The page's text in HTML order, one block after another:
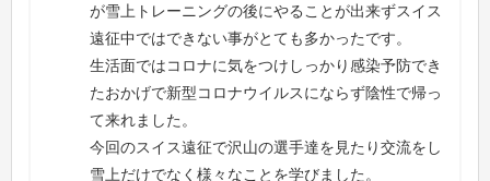
が雪上トレーニングの後にやることが出来ずスイス
遠征中ではできない事がとても多かったです。
生活面ではコロナに気をつけしっかり感染予防でき
たおかげで新型コロナウイルスにならず陰性で帰っ
て来れました。
今回のスイス遠征で沢山の選手達を見たり交流をし
雪上だけでなく様々なことを学びました。